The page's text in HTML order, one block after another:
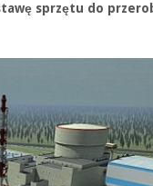
sprzętu do